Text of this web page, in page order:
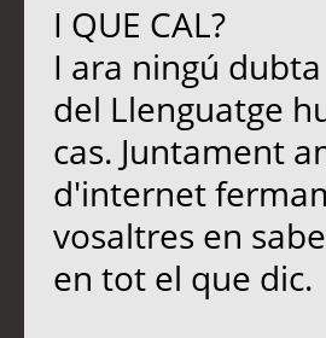
I QUE CAL?
I ara ningú
del Llenguatge
cas. Juntament
d'internet
vosaltres en
en tot el que dic.